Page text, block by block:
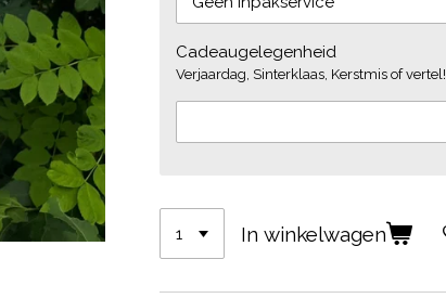
Cadeaugelegenheid
Verjaardag, Sinterklaas, Kerstmis of vertel!
In winkelwagen